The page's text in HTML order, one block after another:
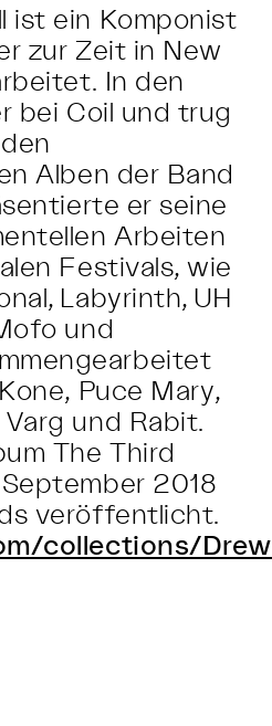
ist ein Komponist
zur Zeit in New
In den
bei Coil und trug
Alben der Band
er seine
Arbeiten
Festivals, wie
Labyrinth, UH
und
Puce Mary,
und Rabit.
The Third
2018
veröffentlicht.
collections/